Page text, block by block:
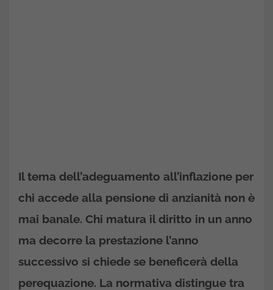
Il tema dell’adeguamento all’inflazione per
chi accede alla pensione di anzianità non è
mai banale. Chi matura il diritto in un anno
ma decorre la prestazione l’anno
successivo si chiede se beneficerà della
perequazione. La normativa distingue tra